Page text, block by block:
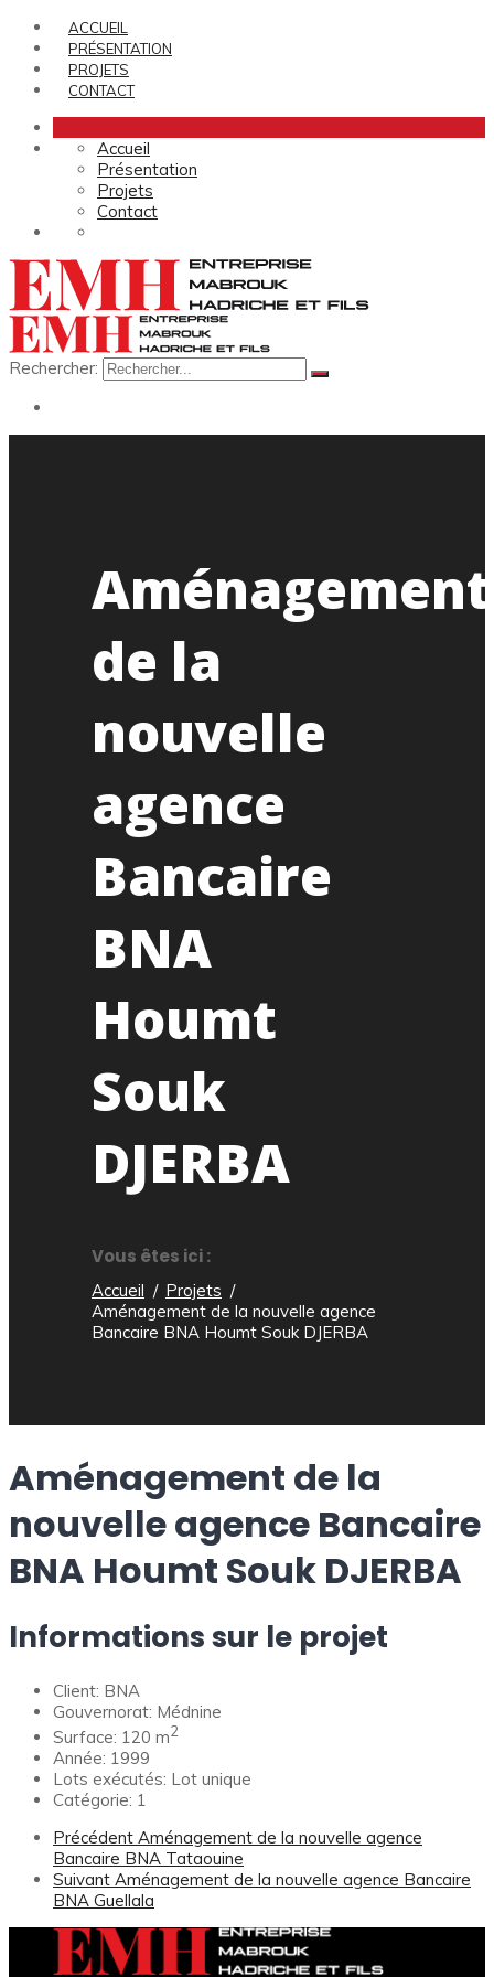
ACCUEIL
PRÉSENTATION
PROJETS
CONTACT
Accueil
Présentation
Projets
Contact
Rechercher:
Aménagement
de la
nouvelle
agence
Bancaire
BNA
Houmt
Souk
DJERBA
Vous êtes ici :
Accueil
Projets
Aménagement de la nouvelle agence
Bancaire BNA Houmt Souk DJERBA
Aménagement de la
nouvelle agence Bancaire
BNA Houmt Souk DJERBA
Informations sur le projet
Client: BNA
Gouvernorat: Médnine
Surface: 120 m2
Année: 1999
Lots exécutés: Lot unique
Catégorie: 1
Précédent Aménagement de la nouvelle agence
Bancaire BNA Tataouine
Suivant Aménagement de la nouvelle agence Bancaire
BNA Guellala